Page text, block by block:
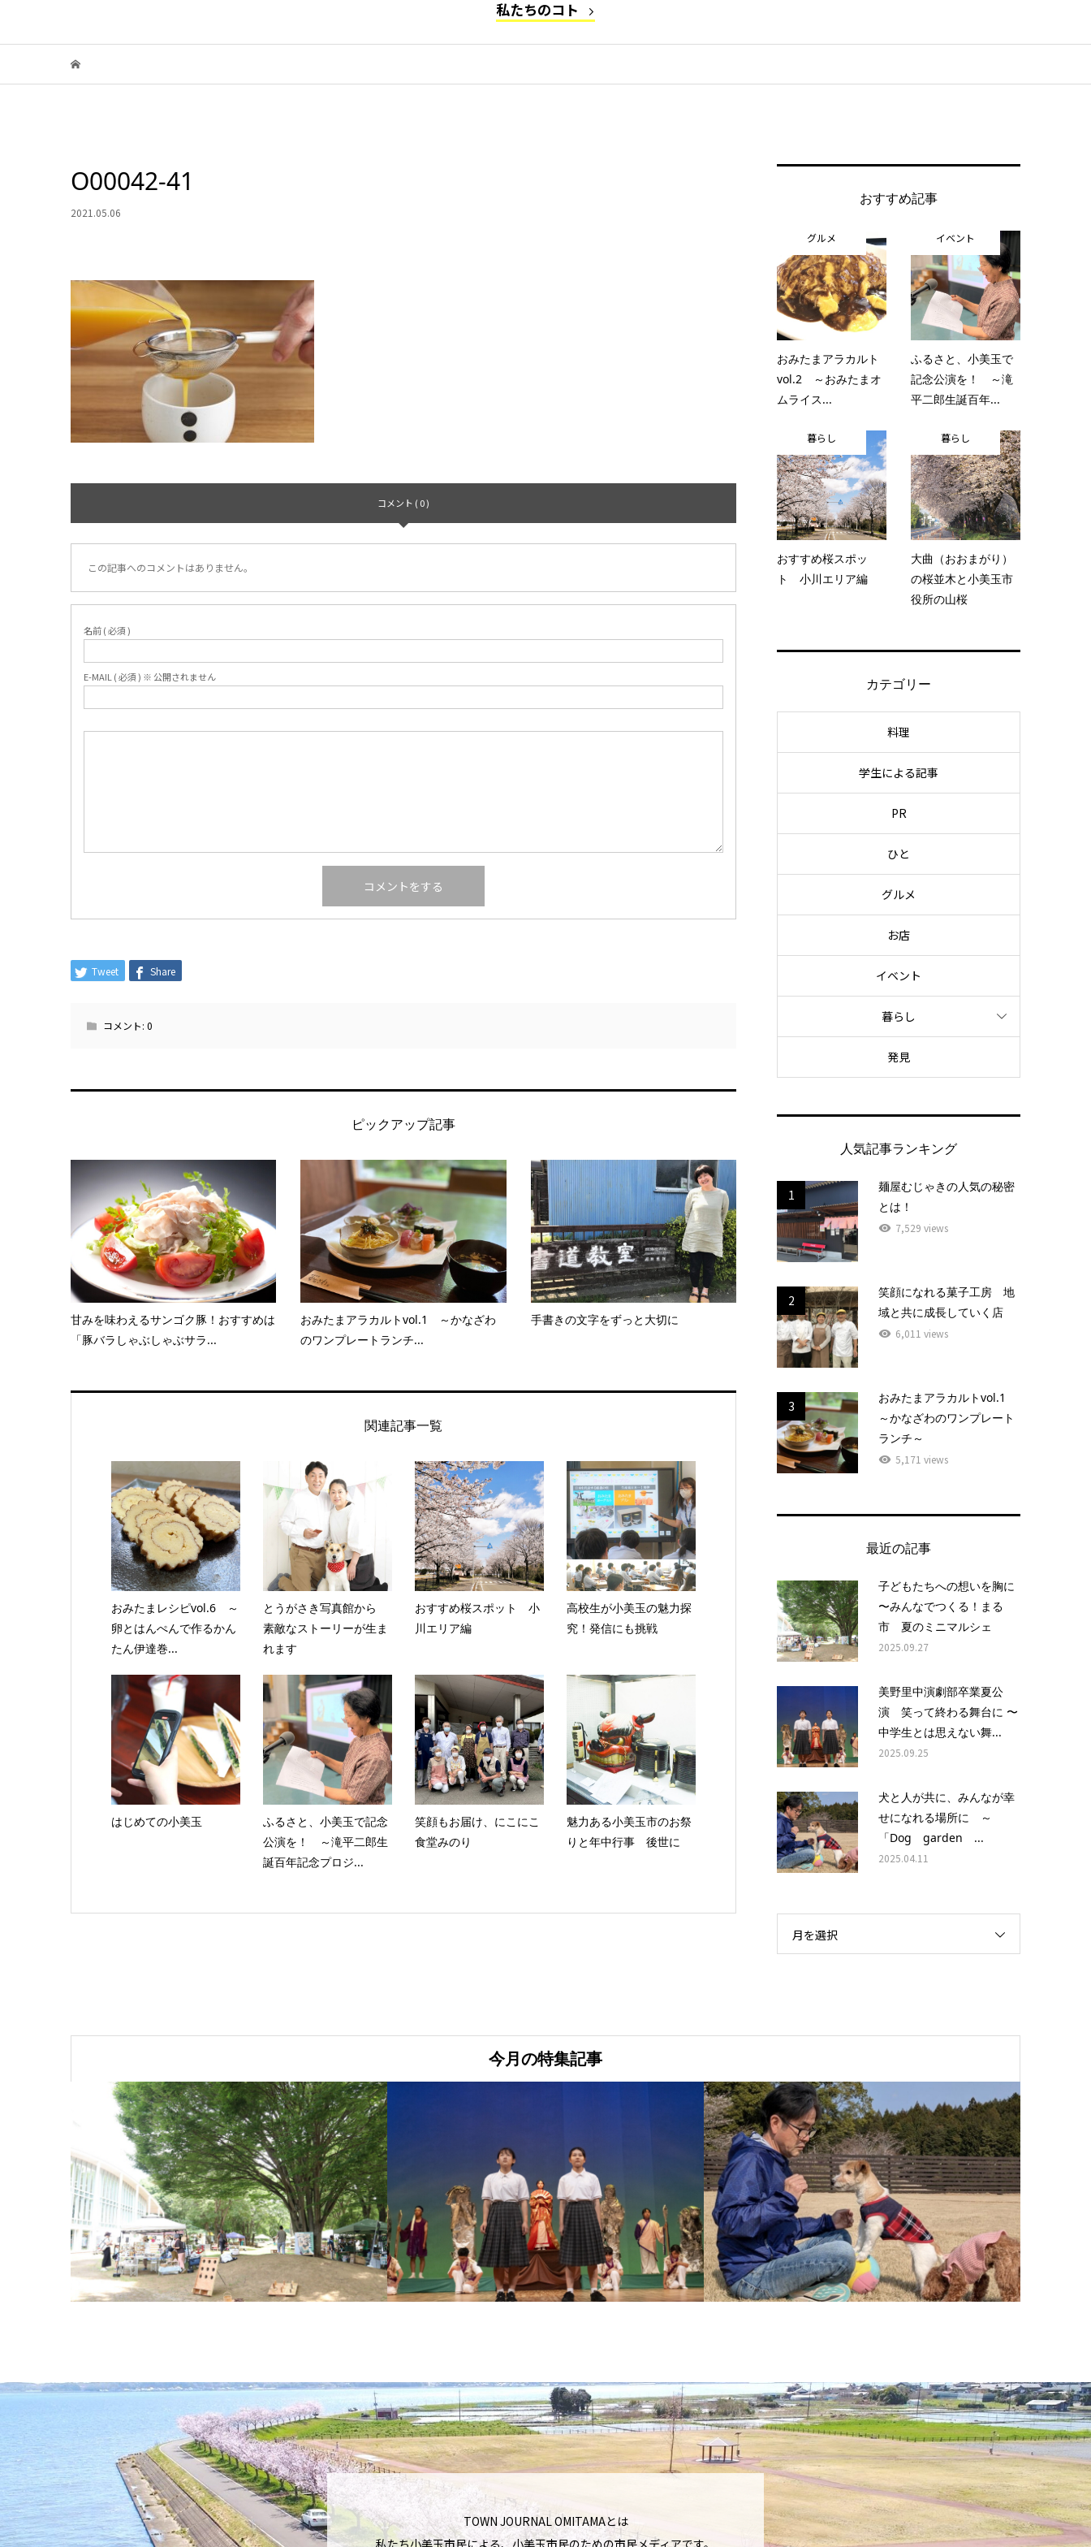
私たちのコト
O00042-41
2021.05.06
コメント ( 0 )
この記事へのコメントはありません。
名前 ( 必須 )
E-MAIL ( 必須 ) ※ 公開されません
Tweet Share
コメント: 0
ピックアップ記事
甘みを味わえるサンゴク豚！おすすめは
「豚バラしゃぶしゃぶサラ...
おみたまアラカルトvol.1 ～かなざわ
のワンプレートランチ...
手書きの文字をずっと大切に
関連記事一覧
おみたまレシピvol.6 ～
卵とはんぺんで作るかん
たん伊達巻...
とうがさき写真館から
素敵なストーリーが生ま
れます
おすすめ桜スポット 小
川エリア編
高校生が小美玉の魅力探
究！発信にも挑戦
はじめての小美玉
ふるさと、小美玉で記念
公演を！ ～滝平二郎生
誕百年記念プロジ...
笑顔もお届け、にこにこ
食堂みのり
魅力ある小美玉市のお祭
りと年中行事 後世に
おすすめ記事
グルメ
おみたまアラカルト
vol.2 ～おみたまオ
ムライス...
イベント
ふるさと、小美玉で
記念公演を！ ～滝
平二郎生誕百年...
暮らし
おすすめ桜スポッ
ト 小川エリア編
暮らし
大曲（おおまがり）
の桜並木と小美玉市
役所の山桜
カテゴリー
料理
学生による記事
PR
ひと
グルメ
お店
イベント
暮らし
発見
人気記事ランキング
1
麺屋むじゃきの人気の秘密
とは！
7,529 views
2
笑顔になれる菓子工房 地
域と共に成長していく店
6,011 views
3
おみたまアラカルトvol.1
～かなざわのワンプレート
ランチ～
5,171 views
最近の記事
子どもたちへの想いを胸に
〜みんなでつくる！まる
市 夏のミニマルシェ
2025.09.27
美野里中演劇部卒業夏公
演 笑って終わる舞台に 〜
中学生とは思えない舞...
2025.09.25
犬と人が共に、みんなが幸
せになれる場所に ～
「Dog garden ...
2025.04.11
月を選択
今月の特集記事
TOWN JOURNAL OMITAMAとは